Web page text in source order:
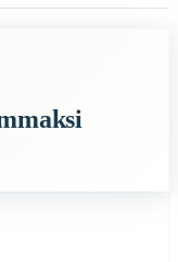
Mutta myös viatonta